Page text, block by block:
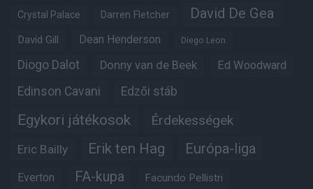
Crystal Palace Darren Fletcher David De Gea
David Gill Dean Henderson Diego Leon
Diogo Dalot Donny van de Beek Ed Woodward
Edinson Cavani Edzői stáb
Egykori játékosok Érdekességek
Eric Bailly Erik ten Hag Európa-liga
Everton FA-kupa Facundo Pellistri